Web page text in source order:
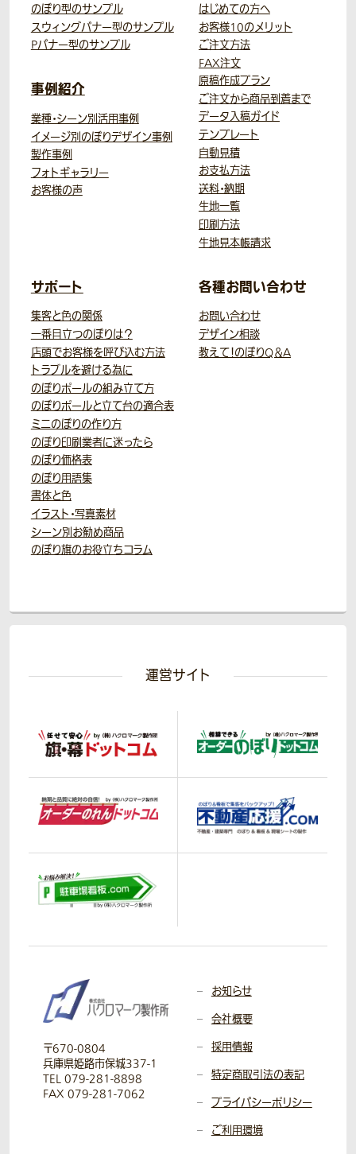
のぼり型のサンプル
スウィングバナー型のサンプル
Pバナー型のサンプル
事例紹介
業種・シーン別活用事例
イメージ別のぼりデザイン事例
製作事例
フォトギャラリー
お客様の声
はじめての方へ
お客様10のメリット
ご注文方法
FAX注文
原稿作成プラン
ご注文から商品到着まで
データ入稿ガイド
テンプレート
自動見積
お支払方法
送料・納期
生地一覧
印刷方法
生地見本帳請求
サポート
集客と色の関係
一番目立つのぼりは？
店頭でお客様を呼び込む方法
トラブルを避ける為に
のぼりポールの組み立て方
のぼりポールと立て台の適合表
ミニのぼりの作り方
のぼり印刷業者に迷ったら
のぼり価格表
のぼり用語集
書体と色
イラスト・写真素材
シーン別お勧め商品
のぼり旗のお役立ちコラム
各種お問い合わせ
お問い合わせ
デザイン相談
教えて！のぼりQ＆A
運営サイト
〒670-0804
兵庫県姫路市保城337-1
TEL 079-281-8898
FAX 079-281-7062
お知らせ
会社概要
採用情報
特定商取引法の表記
プライバシーポリシー
ご利用環境